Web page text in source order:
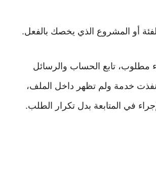
للفئة أو المشروع الذي يخصك بالفعل.
مطلوب، تابع الحساب والرسائل
نفذت خدمة ولم تظهر داخل الملف،
في المتابعة بدل تكرار الطلب.